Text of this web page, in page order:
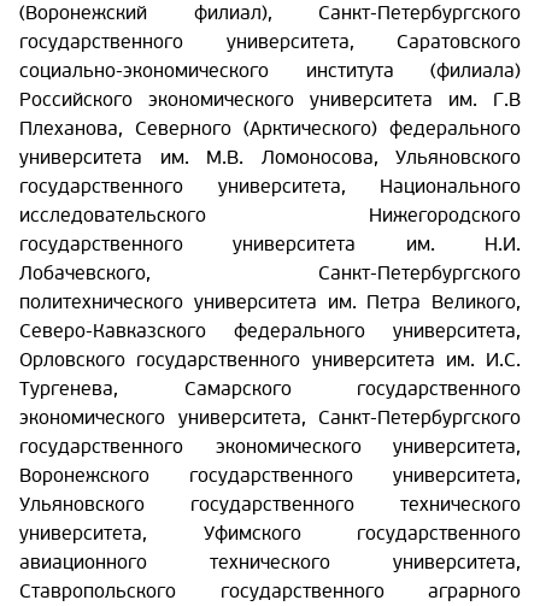
(Воронежский филиал), Санкт-Петербургского
государственного университета, Саратовского
социально-экономического института (филиала)
Российского экономического университета им. Г.В
Плеханова, Северного (Арктического) федерального
университета им. М.В. Ломоносова, Ульяновского
государственного университета, Национального
исследовательского Нижегородского
государственного университета им. Н.И.
Лобачевского, Санкт-Петербургского
политехнического университета им. Петра Великого,
Северо-Кавказского федерального университета,
Орловского государственного университета им. И.С.
Тургенева, Самарского государственного
экономического университета, Санкт-Петербургского
государственного экономического университета,
Воронежского государственного университета,
Ульяновского государственного технического
университета, Уфимского государственного
авиационного технического университета,
Ставропольского государственного аграрного